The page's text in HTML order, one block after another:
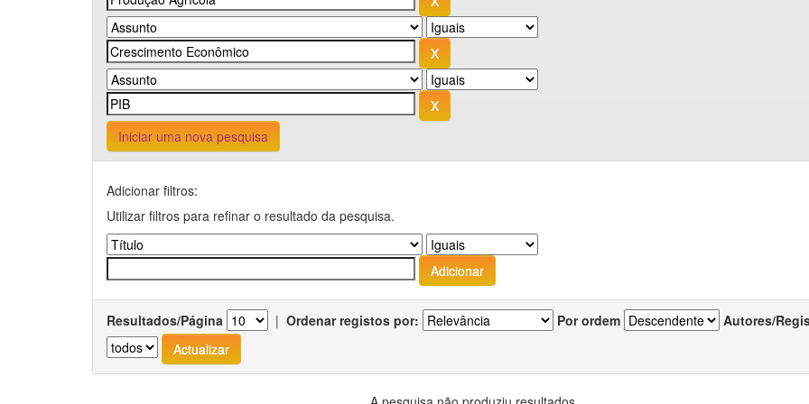
Iniciar uma nova pesquisa
Adicionar filtros:
Utilizar filtros para refinar o resultado da pesquisa.
Resultados/Página | Ordenar registos por: Por ordem Autores/